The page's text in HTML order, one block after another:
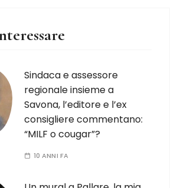
Sindaca e assessore
regionale insieme a
Savona, l’editore e l’ex
consigliere commentano:
“MILF o cougar”?
10 ANNI FA